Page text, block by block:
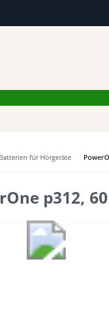
Batterien für Hörgeräte
p312,